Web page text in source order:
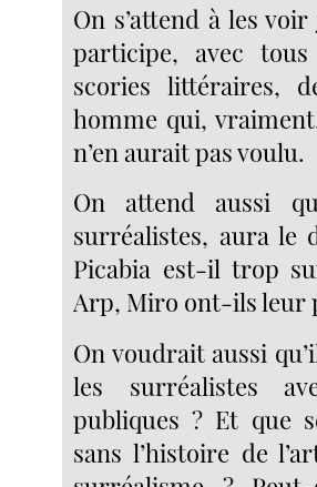
On s’attend à les
participe, avec
scories littéraires,
homme qui,
n’en aurait pas voulu.
On attend aussi
surréalistes, aura le
Picabia est-il trop
Arp, Miro ont-ils leur
On voudrait aussi
les surréalistes
publiques ? Et que
sans l’histoire de